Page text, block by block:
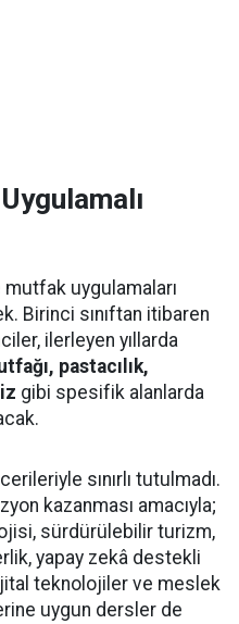
uygulamaları
Birinci sınıftan itibaren
ilerleyen yıllarda
pastacılık,
gibi spesifik alanlarda
sınırlı tutulmadı.
kazanması amacıyla;
sürdürülebilir turizm,
yapay zekâ destekli
teknolojiler ve meslek
uygun dersler de